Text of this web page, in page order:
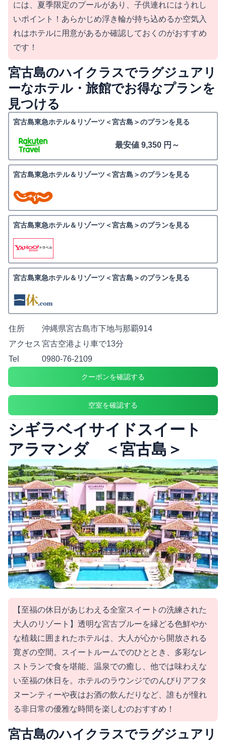
には、夏季限定のプールがあり、子供連れにはうれし
いポイント！あらかじめ浮き輪が持ち込めるか空気入
れはホテルに用意があるか確認しておくのがおすすめ
です！
宮古島のハイクラスでラグジュアリ
ーなホテル・旅館でお得なプランを
見つける
宮古島東急ホテル＆リゾーツ＜宮古島＞のプランを見る
最安値 9,350 円～
宮古島東急ホテル＆リゾーツ＜宮古島＞のプランを見る
宮古島東急ホテル＆リゾーツ＜宮古島＞のプランを見る
宮古島東急ホテル＆リゾーツ＜宮古島＞のプランを見る
住所
沖縄県宮古島市下地与那覇914
アクセス 宮古空港より車で13分
Tel
0980-76-2109
クーポンを確認する
空室を確認する
シギラベイサイドスイート
アラマンダ ＜宮古島＞
【至福の休日があじわえる全室スイートの洗練された
大人のリゾート】透明な宮古ブルーを縁どる色鮮やか
な植栽に囲まれたホテルは、大人が心から開放される
寛ぎの空間。スイートルームでのひととき、多彩なレ
ストランで食を堪能、温泉での癒し、他では味わえな
い至福の休日を。ホテルのラウンジでのんびりアフタ
ヌーンティーや夜はお酒の飲んだりなど、誰もが憧れ
る非日常の優雅な時間を楽しむのおすすめ！
宮古島のハイクラスでラグジュアリ